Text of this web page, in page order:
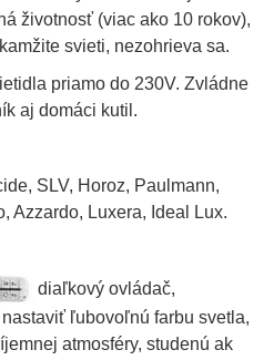
životnosť (viac ako 10 rokov),
svieti, nezohrieva sa.
priamo do 230V. Zvládne
aj domáci kutil.
SLV, Horoz, Paulmann,
Azzardo, Luxera, Ideal Lux.
diaľkový ovládač,
ľubovoľnú farbu svetla,
atmosféry, studenú ak